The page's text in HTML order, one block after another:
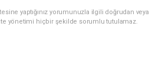
yaptığınız yorumunuzla ilgili doğrudan veya
yönetimi hiçbir şekilde sorumlu tutulamaz.